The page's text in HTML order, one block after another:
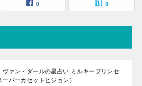
0 0
ヴァン・ダールの星占い ミルキープリンセ
ーパーカセットビジョン）